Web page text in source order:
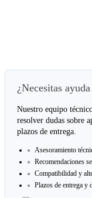
¿Necesitas
Nuestro equipo
resolver dudas sobre
plazos de entrega.
Asesoramiento
Recomendaciones
Compatibilidad y
Plazos de entrega y